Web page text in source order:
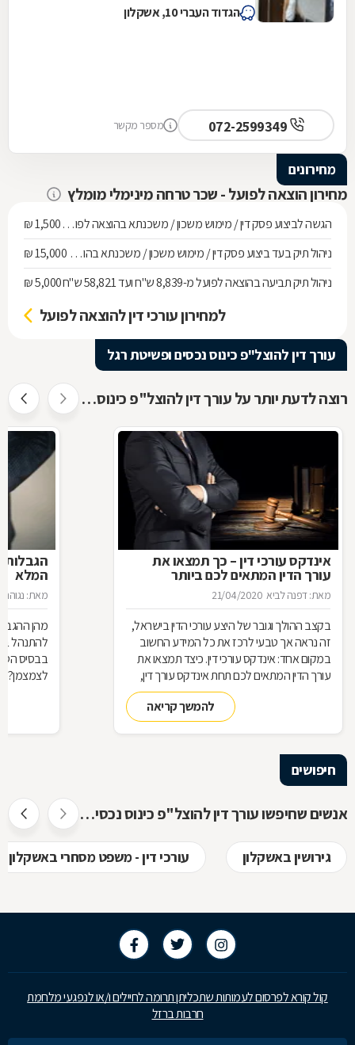
הגדוד העברי 10, אשקלון
מספר מקשר
מחירונים
מחירון הוצאה לפועל - שכר טרחה מינימלי מומלץ
הגשה לביצוע פסק דין / מימוש משכון / משכנתא בהוצאה לפועל ועד חוב של 268,010 ש"ח1,500 ₪
ניהול תיק בעד ביצוע פסק דין / מימוש משכון / משכנתא בהוצאה לפועל מחוב של 268,010 ש"ח ועד 536,137 ש"ח 15,000 ₪
ניהול תיק תביעה בהוצאה לפועל מ-8,839 ש"ח ועד 58,821 ש"ח
5,000 ₪
למחירון עורכי דין להוצאה לפועל
עורך דין להוצל"פ כינוס נכסים ופשיטת רגל
רוצה לדעת יותר על עורך דין להוצל"פ כינוס נכסים ופשיטת רגל ?
אינדקס עורכי דין – כך תמצאו את
עורך הדין המתאים לכם ביותר
מאת: דפנה לביא 21/04/2020
בקצב ההולך וגובר של היצע עורכי הדין בישראל,
זה נראה אך טבעי לרכז את כל המידע החשוב
במקום אחד: אינדקס עורכי דין. כיצד תמצאו את
עורך הדין המתאים לכם תחת אינדקס עורך דין,
מדוע תרצו להיות רשומים באינדקס כזה כעורכי
דין, ואיך זה עובד? כל התשובות בכתבה
להמשך קריאה
הגבלות
המלא
מאת: נגוהה
מהן
להתנהל
בבסיס
לצמצמן?
חיפושים
אנשים שחיפשו עורך דין להוצל"פ כינוס נכסים ופשיטת רגל חיפשו גם
גירושין באשקלון עורכי דין - משפט מסחרי באשקלון
קול קורא לפרסום לעמותות שתכליתן תרומה לחיילים ו/או לנפגעי מלחמת
חרבות ברזל